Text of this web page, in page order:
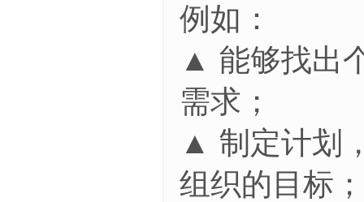
例如：
▲ 能够找出
需求；
▲ 制定计划
组织的目标